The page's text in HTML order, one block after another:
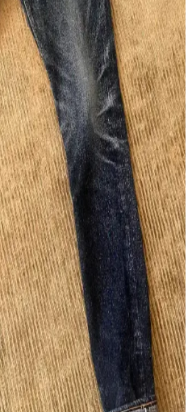
Doğru fit ve kumaş
Relax Fit Button Fly:
Yeni Bir Alternatif
kumaşı ve rahat kesimiyle
bir seçenek sunuyor. Kaliteli
önemle konfor ve dayanıklılık
Mücadelede Studio
Rehberi
özellikle Studio D'Artisan gibi
yapmasını zorlaştırıyor.
inceleme önem kazanıyor.
Denim: Güneydoğu
ve Dayanıklılığı
kotları, dayanıklılığı ve doğal
ilgisini çekiyor. Beden
uluslararası pazardaki